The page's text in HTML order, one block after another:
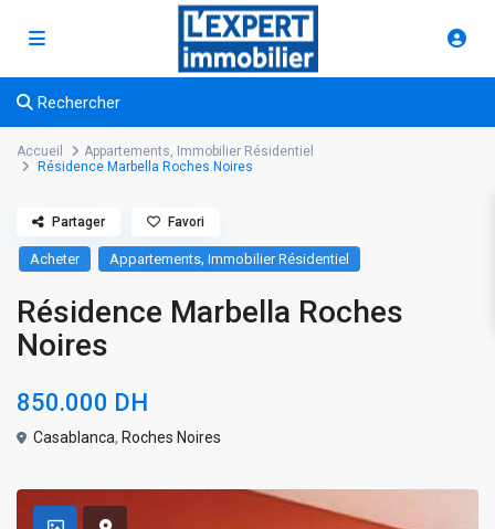
Rechercher
Accueil Appartements, Immobilier Résidentiel
Résidence Marbella Roches Noires
Acheter Appartements,Immobilier Résidentiel
Résidence Marbella Roches
Noires
850.000 DH
Casablanca, Roches Noires
Partager Favori